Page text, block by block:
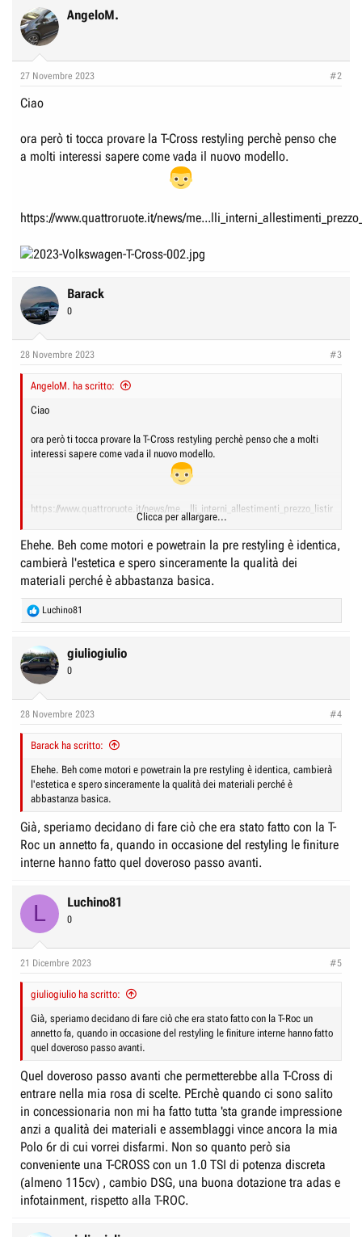
c
t
i
s
AngeloM.
27 Novembre 2023 #2
Ciao
ora però ti tocca provare la T-Cross restyling perchè penso che
a molti interessi sapere come vada il nuovo modello.
https://www.quattroruote.it/news/
Barack
0
28 Novembre 2023 #3
AngeloM. ha scritto:
Ciao
ora però ti tocca provare la T-Cross restyling perchè penso che a molti
interessi sapere come vada il nuovo modello.
https://www.quattroruote.it/news/
Clicca per allargare...
Ehehe. Beh come motori e powetrain la pre restyling è identica,
cambierà l'estetica e spero sinceramente la qualità dei
materiali perché è abbastanza basica.
R
e
c
t
i
s
Luchino81
giuliogiulio
0
28 Novembre 2023 #4
Barack ha scritto:
Ehehe. Beh come motori e powetrain la pre restyling è identica, cambierà
l'estetica e spero sinceramente la qualità dei materiali perché è
abbastanza basica.
Già, speriamo decidano di fare ciò che era stato fatto con la T-
Roc un annetto fa, quando in occasione del restyling le finiture
interne hanno fatto quel doveroso passo avanti.
L Luchino81
0
21 Dicembre 2023 #5
giuliogiulio ha scritto:
Già, speriamo decidano di fare ciò che era stato fatto con la T-Roc un
annetto fa, quando in occasione del restyling le finiture interne hanno fatto
quel doveroso passo avanti.
Quel doveroso passo avanti che permetterebbe alla T-Cross di
entrare nella mia rosa di scelte. PErchè quando ci sono salito
in concessionaria non mi ha fatto tutta 'sta grande impressione
anzi a qualità dei materiali e assemblaggi vince ancora la mia
Polo 6r di cui vorrei disfarmi. Non so quanto però sia
conveniente una T-CROSS con un 1.0 TSI di potenza discreta
(almeno 115cv) , cambio DSG, una buona dotazione tra adas e
infotainment, rispetto alla T-ROC.